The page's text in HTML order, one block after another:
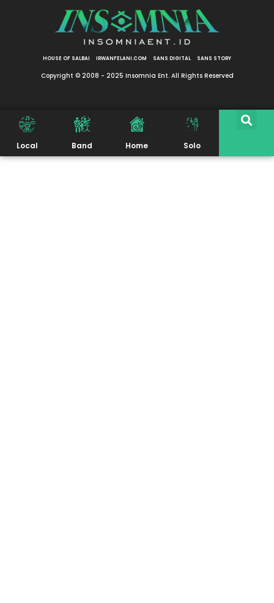
HOUSE OF SALBAI IRWANFELANI.COM SANS DIGITAL SANS STORY
Copyright © 2008 - 2025 Insomnia Ent. All Rights Reserved
Local Band Home Solo